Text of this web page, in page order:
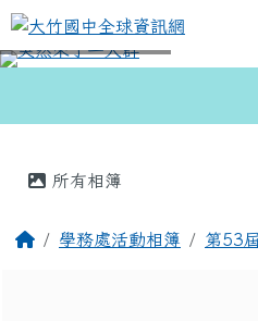
跳至主內容區
大竹國中全球資訊
所有相簿
回首頁學務處活動相簿 第53